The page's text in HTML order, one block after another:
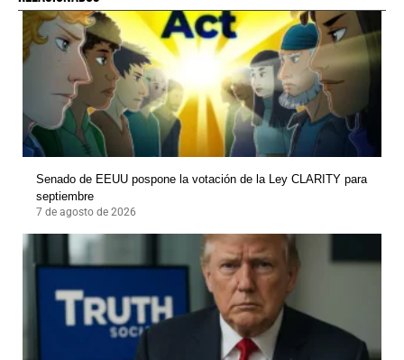
Senado de EEUU pospone la votación de la Ley CLARITY para
septiembre
7 de agosto de 2026